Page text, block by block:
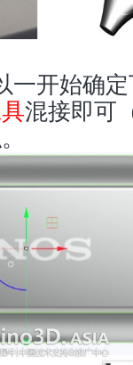
一开始确
混接即可